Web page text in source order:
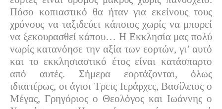
Πόσο κοπιαστικό θα ήταν για εκείνους τους
χρόνους να ταξιδεύει κάποιος χωρίς να μπορεί
να ξεκουρασθεί κάπου… Η Εκκλησία μας πολύ
νωρίς κατανόησε την αξία των εορτών, γι’ αυτό
και το εκκλησιαστικό έτος είναι κατάσπαρτο
από αυτές. Σήμερα εορτάζονται, όλως
ιδιαιτέρως, οι άγιοι Τρεις Ιεράρχες, Βασίλειος ο
Μέγας, Γρηγόριος ο Θεολόγος και Ιωάννης ο